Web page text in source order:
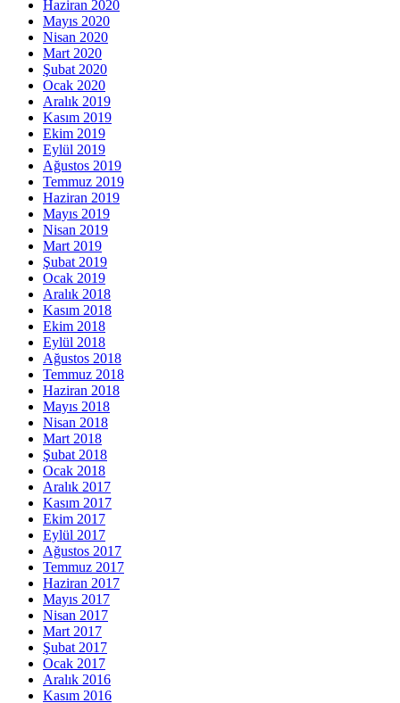
Haziran 2020
Mayıs 2020
Nisan 2020
Mart 2020
Şubat 2020
Ocak 2020
Aralık 2019
Kasım 2019
Ekim 2019
Eylül 2019
Ağustos 2019
Temmuz 2019
Haziran 2019
Mayıs 2019
Nisan 2019
Mart 2019
Şubat 2019
Ocak 2019
Aralık 2018
Kasım 2018
Ekim 2018
Eylül 2018
Ağustos 2018
Temmuz 2018
Haziran 2018
Mayıs 2018
Nisan 2018
Mart 2018
Şubat 2018
Ocak 2018
Aralık 2017
Kasım 2017
Ekim 2017
Eylül 2017
Ağustos 2017
Temmuz 2017
Haziran 2017
Mayıs 2017
Nisan 2017
Mart 2017
Şubat 2017
Ocak 2017
Aralık 2016
Kasım 2016